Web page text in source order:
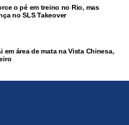
o pé em treino no Rio, mas
no SLS Takeover
em área de mata na Vista Chinesa,